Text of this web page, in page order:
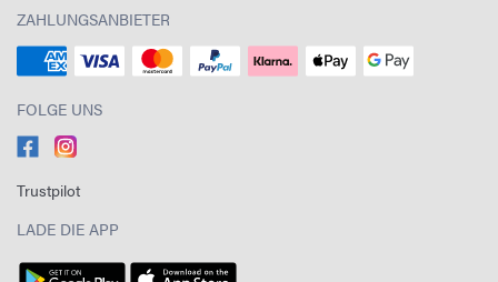
ZAHLUNGSANBIETER
FOLGE UNS
Trustpilot
LADE DIE APP